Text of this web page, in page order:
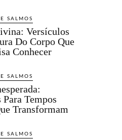
SALMOS
Versículos
Do Corpo Que
Conhecer
SALMOS
Tempos
Transformam
SALMOS